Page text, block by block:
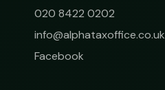
020 8422 0202
info@alphataxoffice.co.uk
Facebook